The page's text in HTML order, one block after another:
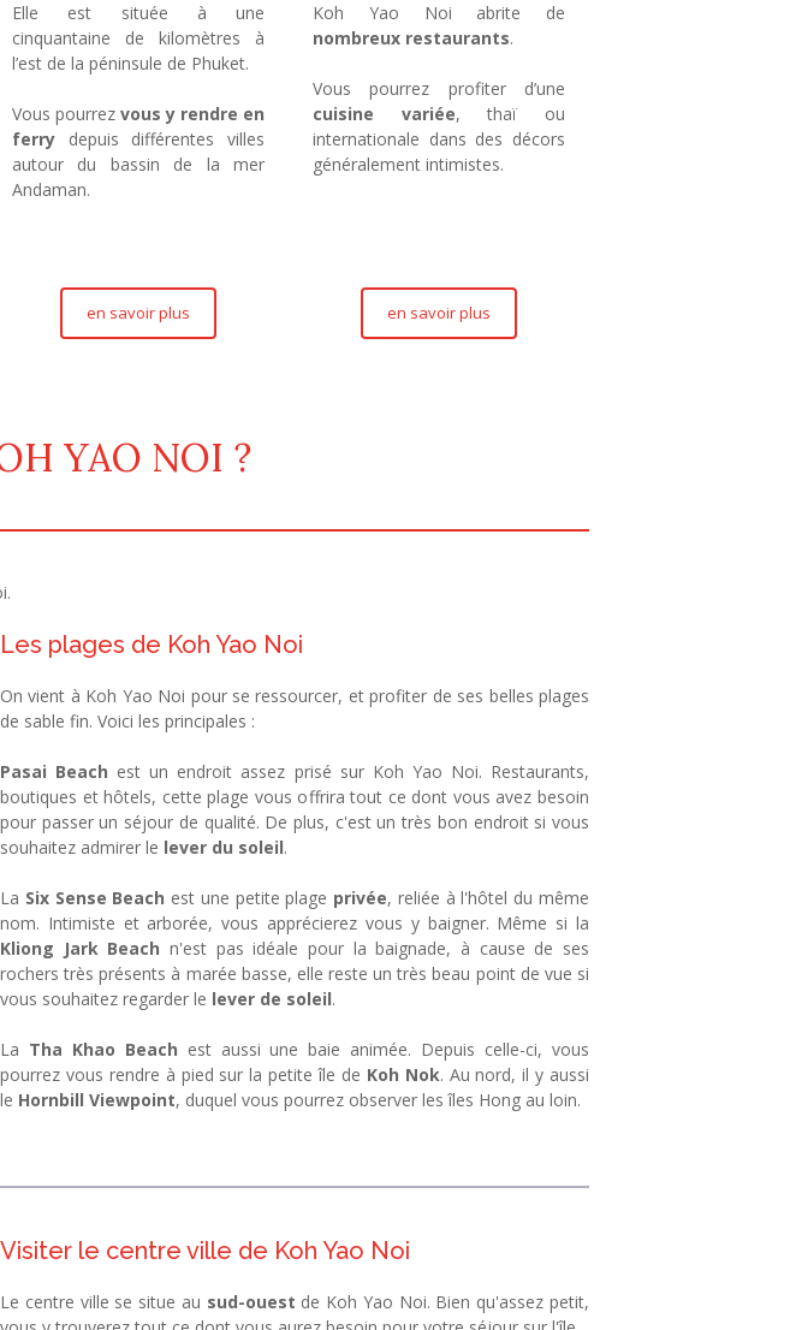
Elle est située à une
cinquantaine de kilomètres à
l’est de la péninsule de Phuket.
Vous pourrez vous y rendre en
ferry depuis différentes villes
autour du bassin de la mer
Andaman.
en savoir plus
Koh Yao Noi abrite de
nombreux restaurants.
Vous pourrez profiter d’une
cuisine variée, thaï ou
internationale dans des décors
généralement intimistes.
en savoir plus
YAO NOI ?
Les plages de Koh Yao Noi
On vient à Koh Yao Noi pour se ressourcer, et profiter de ses belles plages
de sable fin. Voici les principales :
Pasai Beach est un endroit assez prisé sur Koh Yao Noi. Restaurants,
boutiques et hôtels, cette plage vous offrira tout ce dont vous avez besoin
pour passer un séjour de qualité. De plus, c'est un très bon endroit si vous
souhaitez admirer le lever du soleil.
La Six Sense Beach est une petite plage privée, reliée à l'hôtel du même
nom. Intimiste et arborée, vous apprécierez vous y baigner. Même si la
Kliong Jark Beach n'est pas idéale pour la baignade, à cause de ses
rochers très présents à marée basse, elle reste un très beau point de vue si
vous souhaitez regarder le lever de soleil.
La Tha Khao Beach est aussi une baie animée. Depuis celle-ci, vous
pourrez vous rendre à pied sur la petite île de Koh Nok. Au nord, il y aussi
le Hornbill Viewpoint, duquel vous pourrez observer les îles Hong au loin.
Visiter le centre ville de Koh Yao Noi
Le centre ville se situe au sud-ouest de Koh Yao Noi. Bien qu'assez petit,